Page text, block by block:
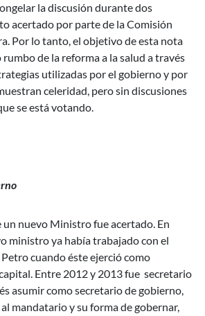
la discusión durante dos
acertado por parte de la Comisión
Por lo tanto, el objetivo de esta nota
de la reforma a la salud a través
utilizadas por el gobierno y por
celeridad, pero sin discusiones
se está votando.
nuevo Ministro fue acertado. En
ministro ya había trabajado con el
cuando éste ejerció como
Entre 2012 y 2013 fue secretario
asumir como secretario de gobierno,
mandatario y su forma de gobernar,